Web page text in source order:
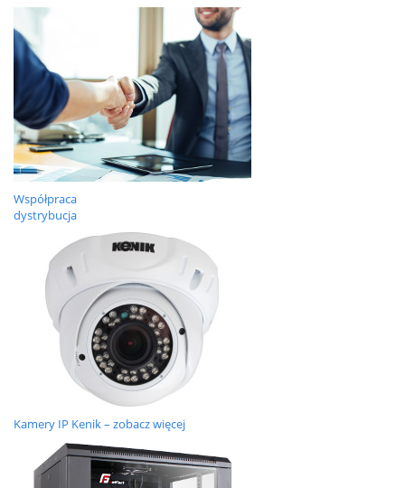
Współpraca
dystrybucja
Kamery IP Kenik – zobacz więcej